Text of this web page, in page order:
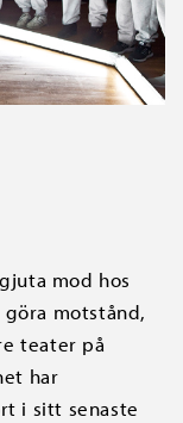
mod hos
motstånd,
teater på
har
i sitt senaste